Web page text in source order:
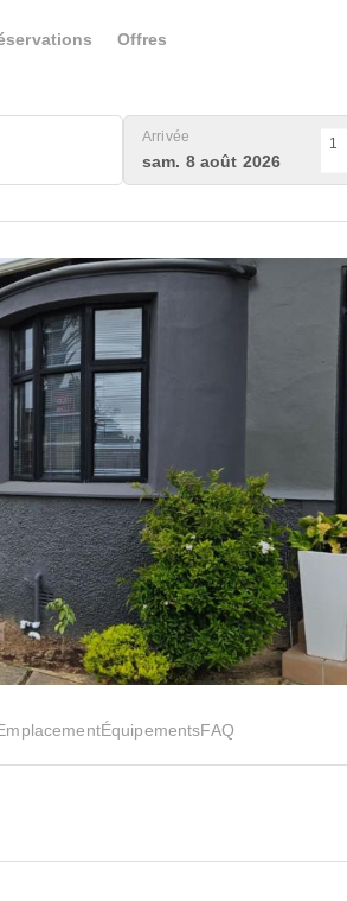
Offres
Arrivée
sam. 8 août 2026
1
ÉquipementsFAQ